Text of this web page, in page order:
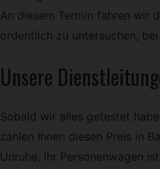
An diesem Termin fahren wir
ordentlich zu untersuchen,
Unsere
Sobald wir alles getestet
zahlen Ihnen diesen Preis in
Unruhe, Ihr Personenwagen